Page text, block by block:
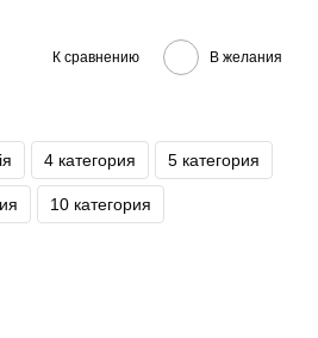
К сравнению В желания
4 категория 5 категория
10 категория